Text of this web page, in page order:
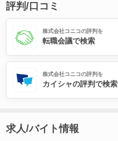
評判/口コミ
株式会社コニコの評判を
転職会議で検索
株式会社コニコの評判を
カイシャの評判で検索
求人/バイト情報